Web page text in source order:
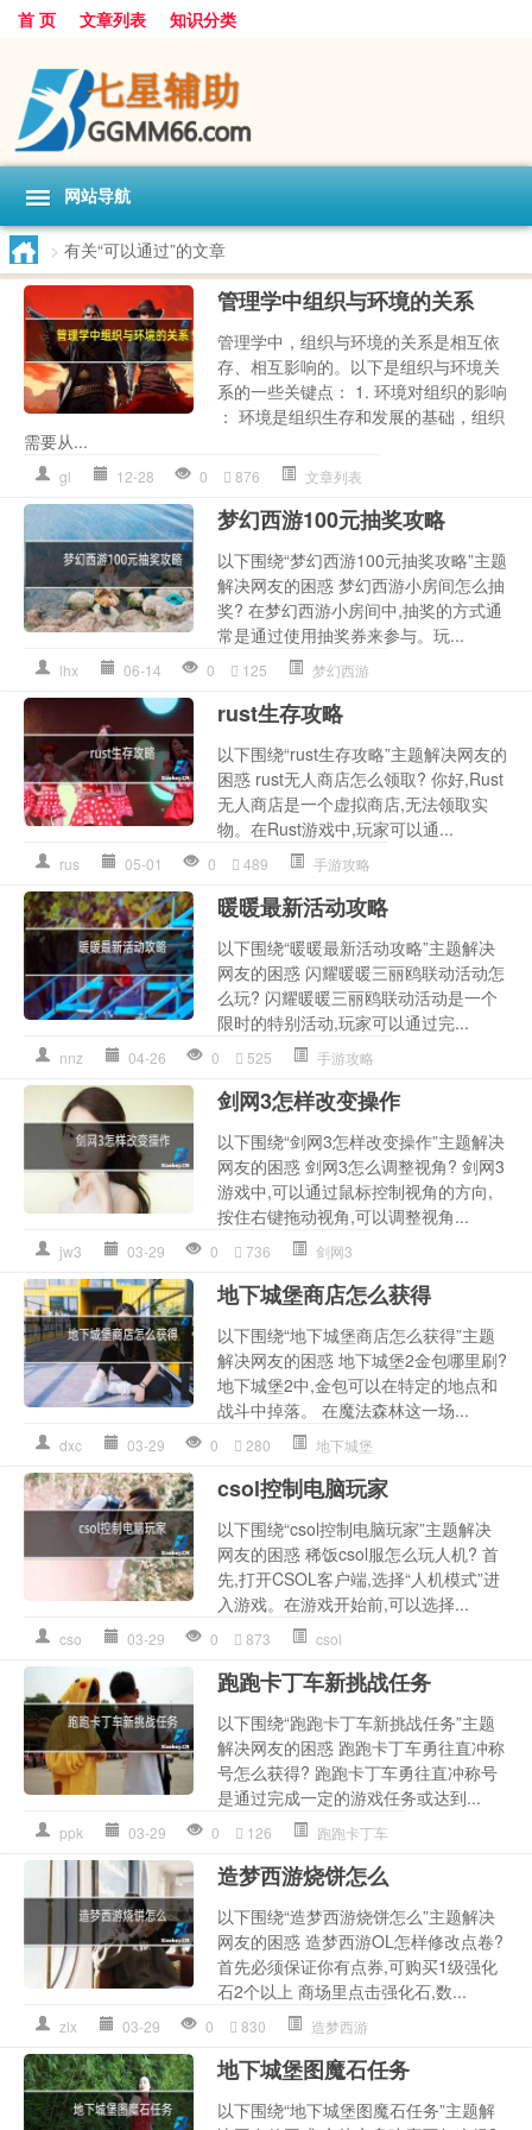
首 页 文章列表 知识分类
网站导航
> 有关“可以通过”的文章
管理学中组织与环境的关系
管理学中，组织与环境的关系是相互依
存、相互影响的。以下是组织与环境关
系的一些关键点： 1. 环境对组织的影响
： 环境是组织生存和发展的基础，组织
需要从...
gl 12-28 0 876 文章列表
梦幻西游100元抽奖攻略
以下围绕“梦幻西游100元抽奖攻略”主题
解决网友的困惑 梦幻西游小房间怎么抽
奖? 在梦幻西游小房间中,抽奖的方式通
常是通过使用抽奖券来参与。玩...
lhx 06-14 0 125 梦幻西游
rust生存攻略
以下围绕“rust生存攻略”主题解决网友的
困惑 rust无人商店怎么领取? 你好,Rust
无人商店是一个虚拟商店,无法领取实
物。在Rust游戏中,玩家可以通...
rus 05-01 0 489 手游攻略
暖暖最新活动攻略
以下围绕“暖暖最新活动攻略”主题解决
网友的困惑 闪耀暖暖三丽鸥联动活动怎
么玩? 闪耀暖暖三丽鸥联动活动是一个
限时的特别活动,玩家可以通过完...
nnz 04-26 0 525 手游攻略
剑网3怎样改变操作
以下围绕“剑网3怎样改变操作”主题解决
网友的困惑 剑网3怎么调整视角? 剑网3
游戏中,可以通过鼠标控制视角的方向,
按住右键拖动视角,可以调整视角...
jw3 03-29 0 736 剑网3
地下城堡商店怎么获得
以下围绕“地下城堡商店怎么获得”主题
解决网友的困惑 地下城堡2金包哪里刷?
地下城堡2中,金包可以在特定的地点和
战斗中掉落。 在魔法森林这一场...
dxc 03-29 0 280 地下城堡
csol控制电脑玩家
以下围绕“csol控制电脑玩家”主题解决
网友的困惑 稀饭csol服怎么玩人机? 首
先,打开CSOL客户端,选择“人机模式”进
入游戏。在游戏开始前,可以选择...
cso 03-29 0 873 csol
跑跑卡丁车新挑战任务
以下围绕“跑跑卡丁车新挑战任务”主题
解决网友的困惑 跑跑卡丁车勇往直冲称
号怎么获得? 跑跑卡丁车勇往直冲称号
是通过完成一定的游戏任务或达到...
ppk 03-29 0 126 跑跑卡丁车
造梦西游烧饼怎么
以下围绕“造梦西游烧饼怎么”主题解决
网友的困惑 造梦西游OL怎样修改点卷?
首先必须保证你有点券,可购买1级强化
石2个以上 商场里点击强化石,数...
zlx 03-29 0 830 造梦西游
地下城堡图魔石任务
以下围绕“地下城堡图魔石任务”主题解